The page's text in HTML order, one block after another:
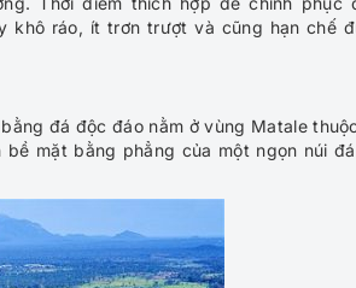
khô ráo, ít trơn trượt và cũng hạn chế
đá độc đáo nằm ở vùng Matale
mặt bằng phẳng của một ngọn núi